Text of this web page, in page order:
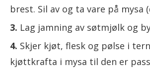
brest. Sil av og ta vare på mysa
Lag jamning av søtmjølk og
Skjer kjøt, flesk og pølse i
kjøttkrafta i mysa til den er